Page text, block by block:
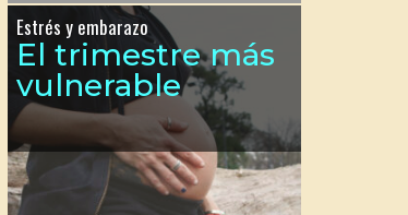
Estrés y embarazo
El trimestre más
vulnerable